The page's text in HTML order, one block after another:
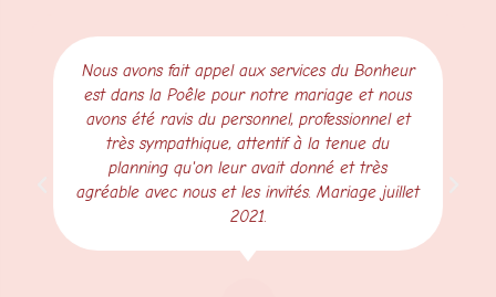
Nous avons fait appel aux services du Bonheur
est dans la Poêle pour notre mariage et nous
avons été ravis du personnel, professionnel et
très sympathique, attentif à la tenue du
planning qu'on leur avait donné et très
agréable avec nous et les invités. Mariage juillet
2021.